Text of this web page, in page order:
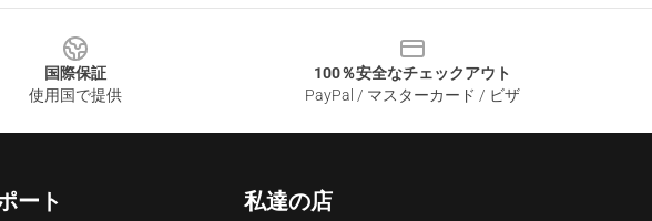
国際保証
使用国で提供
100％安全なチェックアウト
PayPal / マスターカード / ビザ
ート 私達の店